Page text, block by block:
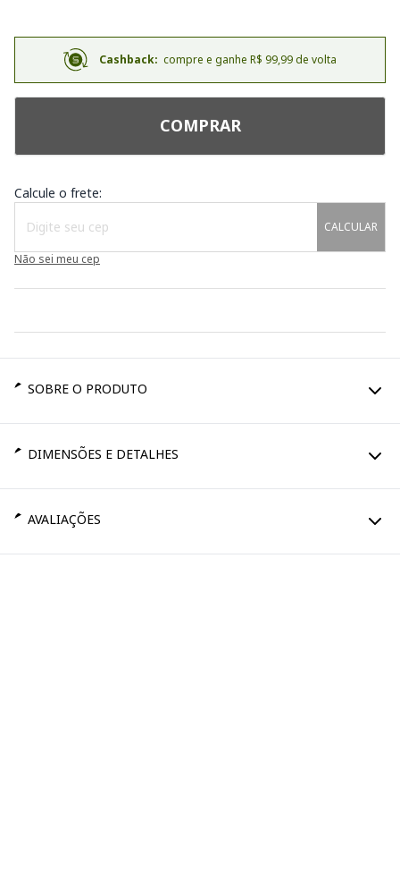
Cashback: compre e ganhe R$ 99,99 de volta
COMPRAR
Calcule o frete:
CALCULAR
Não sei meu cep
SOBRE O PRODUTO
DIMENSÕES E DETALHES
AVALIAÇÕES